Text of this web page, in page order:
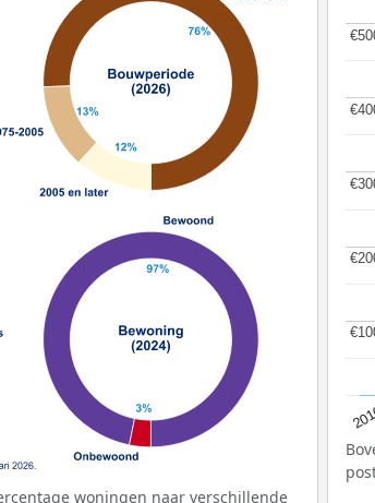
woningen naar verschillende